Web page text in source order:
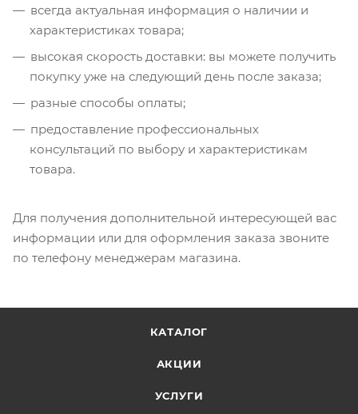
всегда актуальная информация о наличии и
характеристиках товара;
высокая скорость доставки: вы можете получить
покупку уже на следующий день после заказа;
разные способы оплаты;
предоставление профессиональных
консультаций по выбору и характеристикам
товара.
Для получения дополнительной интересующей вас
информации или для оформления заказа звоните
по телефону менеджерам магазина.
КАТАЛОГ
АКЦИИ
УСЛУГИ